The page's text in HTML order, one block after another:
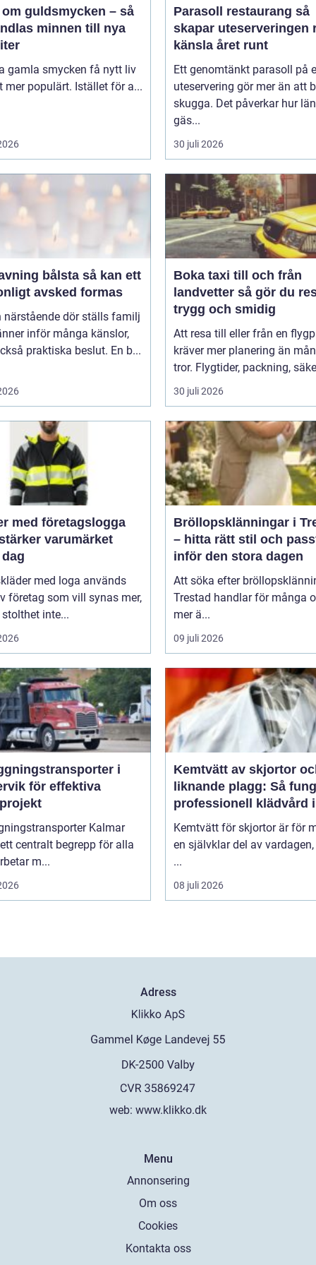
guldsmycken – så
minnen till nya
gamla smycken få nytt liv
mer populärt. Istället för a...
Parasoll restaurang så
skapar uteserveringen
känsla året runt
Ett genomtänkt parasoll på
uteservering gör mer än att
skugga. Det påverkar hur
gäs...
30 juli 2026
bålsta så kan ett
avsked formas
närstående dör ställs familj
inför många känslor,
praktiska beslut. En b...
Boka taxi till och från
landvetter så gör du resan
trygg och smidig
Att resa till eller från en
kräver mer planering än
tror. Flygtider, packning,
30 juli 2026
med företagslogga
varumärket
med loga används
företag som vill synas mer,
inte...
Bröllopsklänningar i
– hitta rätt stil och
inför den stora dagen
Att söka efter
Trestad handlar för många
mer ä...
09 juli 2026
i
för effektiva
Kalmar
centralt begrepp för alla
m...
Kemtvätt av skjortor
liknande plagg: Så
professionell klädvård i
praktiken
Kemtvätt för skjortor är för
en självklar del av
...
08 juli 2026
Adress
web: www.klikko.dk
Menu
Annonsering
Om oss
Cookies
Kontakta oss